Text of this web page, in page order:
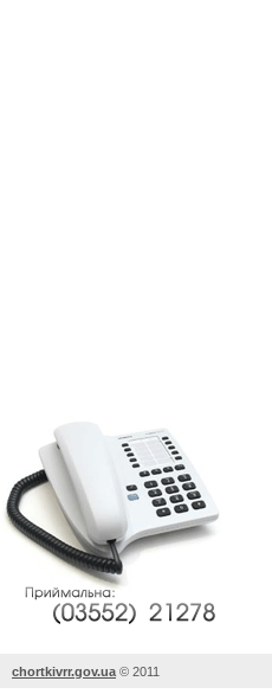
chortkivrr.gov.ua © 2011